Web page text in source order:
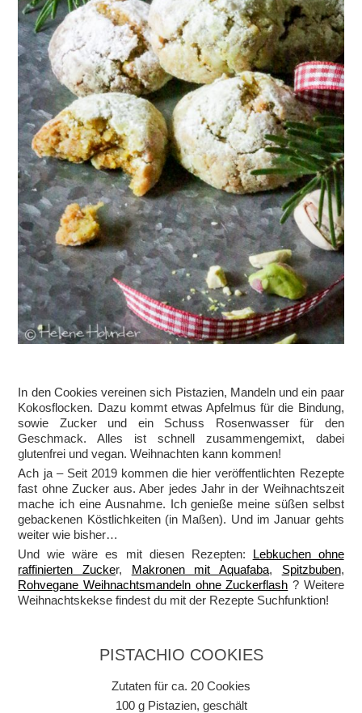
In den Cookies vereinen sich Pistazien, Mandeln und ein paar
Kokosflocken. Dazu kommt etwas Apfelmus für die Bindung,
sowie Zucker und ein Schuss Rosenwasser für den
Geschmack. Alles ist schnell zusammengemixt, dabei
glutenfrei und vegan. Weihnachten kann kommen!
Ach ja – Seit 2019 kommen die hier veröffentlichten Rezepte
fast ohne Zucker aus. Aber jedes Jahr in der Weihnachtszeit
mache ich eine Ausnahme. Ich genieße meine süßen selbst
gebackenen Köstlichkeiten (in Maßen). Und im Januar gehts
weiter wie bisher…
Und wie wäre es mit diesen Rezepten: Lebkuchen ohne
raffinierten Zucker, Makronen mit Aquafaba, Spitzbuben,
Rohvegane Weihnachtsmandeln ohne Zuckerflash ? Weitere
Weihnachtskekse findest du mit der Rezepte Suchfunktion!
PISTACHIO COOKIES
Zutaten für ca. 20 Cookies
100 g Pistazien, geschält